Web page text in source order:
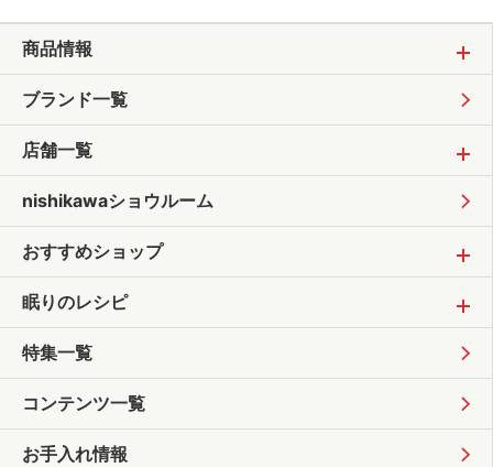
商品情報
ブランド一覧
店舗一覧
nishikawaショウルーム
おすすめショップ
眠りのレシピ
特集一覧
コンテンツ一覧
お手入れ情報